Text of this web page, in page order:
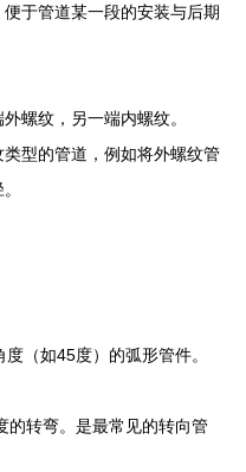
便于管道某一段的安装与后期
螺纹，另一端内螺纹。
类型的管道，例如将外螺纹管
（如45度）的弧形管件。
的转弯。是最常见的转向管